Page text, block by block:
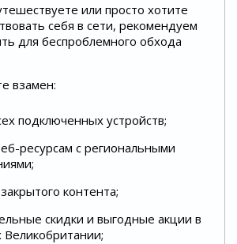
или просто хотите
себя в сети, рекомендуем
для беспроблемного обхода
взамен:
подключенных устройств;
ресурсам с региональными
контента;
скидки и выгодные акции в
Великобритании;